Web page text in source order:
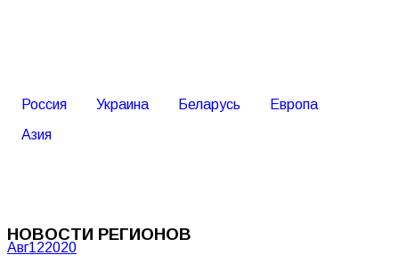
Россия Украина Беларусь
Европа
Азия
НОВОСТИ РЕГИОНОВ
Авг122020